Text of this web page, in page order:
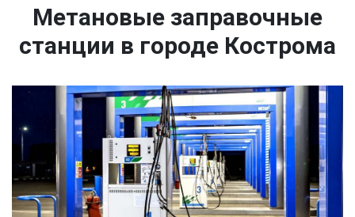
Метановые заправочные
станции в городе Кострома